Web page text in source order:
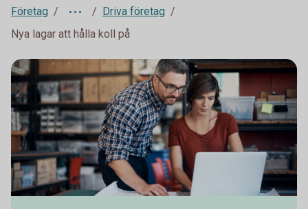
Företag
Driva företag
Nya lagar att hålla koll på